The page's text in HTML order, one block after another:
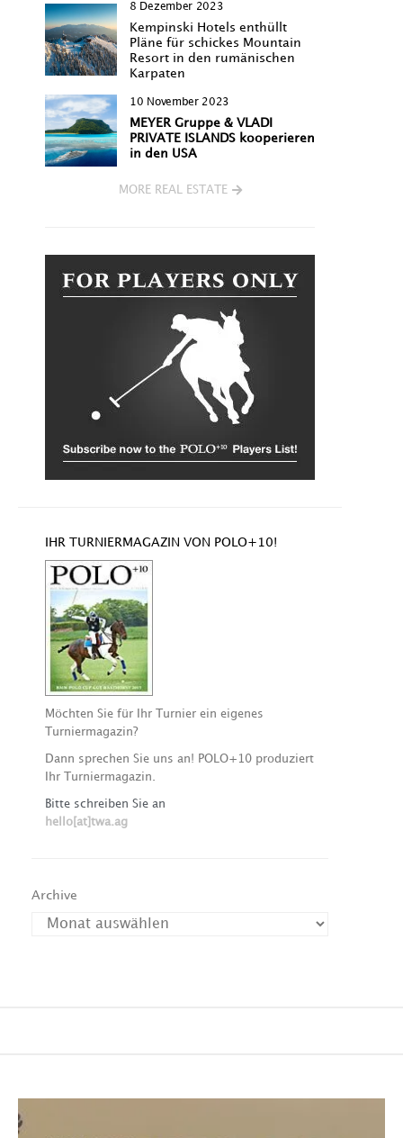
8 Dezember 2023
Kempinski Hotels enthüllt
Pläne für schickes Mountain
Resort in den rumänischen
Karpaten
10 November 2023
MEYER Gruppe & VLADI
PRIVATE ISLANDS kooperieren
in den USA
MORE REAL ESTATE
IHR TURNIERMAGAZIN VON POLO+10!
Möchten Sie für Ihr Turnier ein eigenes
Turniermagazin?
Dann sprechen Sie uns an! POLO+10 produziert
Ihr Turniermagazin.
Bitte schreiben Sie an
hello[at]twa.ag
Archive